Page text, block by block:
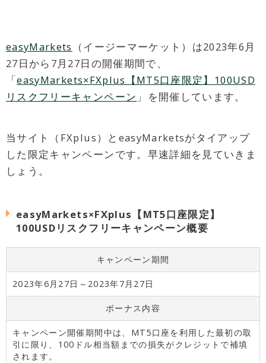
easyMarkets
（イージーマーケット）は2023年6月
27日から7月27日の開催期間で、
「easyMarkets×FXplus【MT5口座限定】100USD
リスクフリーキャンペーン 」を開催しています。
当サイト（FXplus）とeasyMarketsがタイアップ
した限定キャンペーンです。早速詳細を見ていきま
しょう。
easyMarkets×FXplus【MT5口座限定】
100USDリスクフリーキャンペーン概要
キャンペーン期間
2023年6月27日～2023年7月27日
ボーナス内容
キャンペーン開催期間中は、MT5口座を利用した最初の取
引に限り、100ドル相当額までの損失がクレジットで補填
されます。